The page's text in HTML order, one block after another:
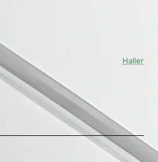
Haller